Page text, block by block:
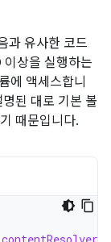
과 유사한 코드
상을 실행하는
에 액세스합니
된 대로 기본 볼
때문입니다.